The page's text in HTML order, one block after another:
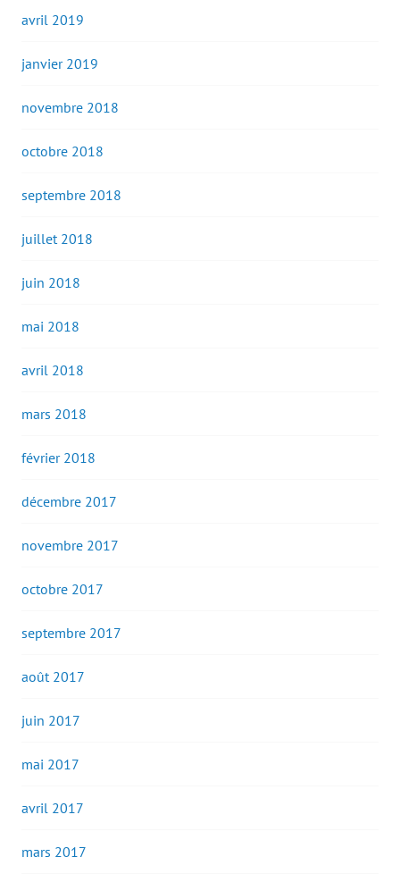
avril 2019
janvier 2019
novembre 2018
octobre 2018
septembre 2018
juillet 2018
juin 2018
mai 2018
avril 2018
mars 2018
février 2018
décembre 2017
novembre 2017
octobre 2017
septembre 2017
août 2017
juin 2017
mai 2017
avril 2017
mars 2017